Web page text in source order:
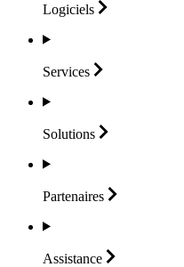
Logiciels
Services
Solutions
Partenaires
Assistance